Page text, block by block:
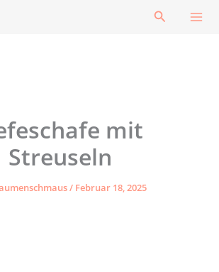
Suchen
mit
Streuseln
/ Februar 18, 2025